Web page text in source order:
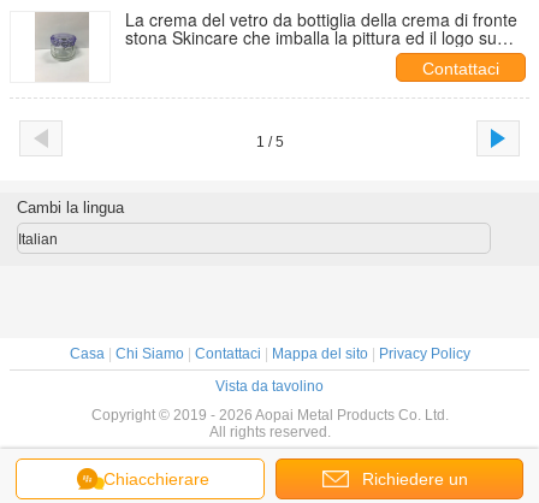
La crema del vetro da bottiglia della crema di fronte
stona Skincare che imballa la pittura ed il logo su
Contattaci
1 / 5
Chiacchierare Richiedere un
Cambi la lingua
Italian
Casa| Chi Siamo| Contattaci Mappa del sito|
Privacy Policy
Vista da tavolino
Copyright © 2019 - 2026 Aopai Metal Products Co. Ltd.
All rights reserved.